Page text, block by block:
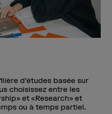
d’études basée sur
choisissez entre les
et «Research» et
ou à temps partiel.